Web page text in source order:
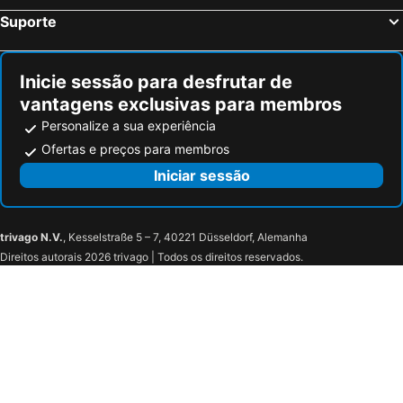
TUI BLUE Atlantica Belvedere Resort
Hotel Iris
Theros All Suite Hotel
Marianna Hotel
Catherine Hotel
Imperial Hotel
Mariliza Beach Hotel
Pserimos, hotels with parking
Suporte
Inicie sessão para desfrutar de
vantagens exclusivas para membros
Personalize a sua experiência
Ofertas e preços para membros
Iniciar sessão
trivago N.V., Kesselstraße 5 – 7, 40221 Düsseldorf, Alemanha
Direitos autorais 2026 trivago | Todos os direitos reservados.